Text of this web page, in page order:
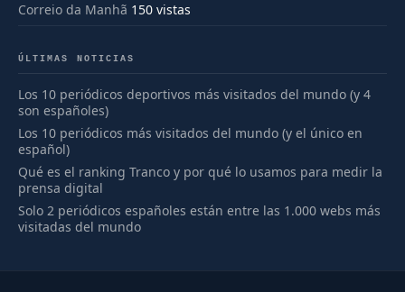
Correio da Manhã 150 vistas
ÚLTIMAS NOTICIAS
Los 10 periódicos deportivos más visitados del mundo (y 4
son españoles)
Los 10 periódicos más visitados del mundo (y el único en
español)
Qué es el ranking Tranco y por qué lo usamos para medir la
prensa digital
Solo 2 periódicos españoles están entre las 1.000 webs más
visitadas del mundo